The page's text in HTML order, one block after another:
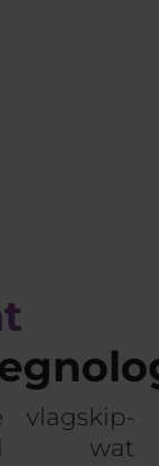
t
wat